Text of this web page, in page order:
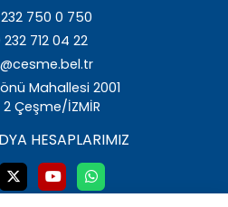
750 0 750
232 712 04 22
Mahallesi 2001
2 Çeşme/İZMİR
HESAPLARIMIZ